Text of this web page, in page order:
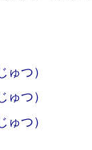
ゅつ）
つ）
つ）